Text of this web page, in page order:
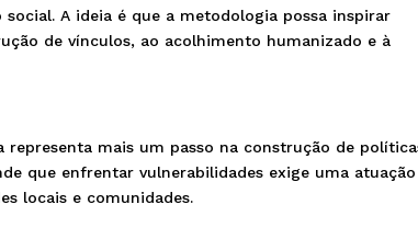
A ideia é que a metodologia possa inspirar
de vínculos, ao acolhimento humanizado e à
mais um passo na construção de
que enfrentar vulnerabilidades exige uma atuação
locais e comunidades.